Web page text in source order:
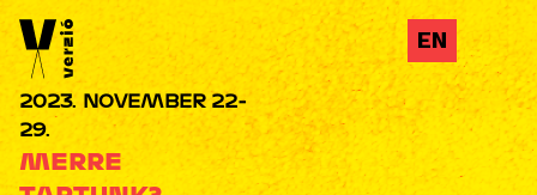
Jump to navigation
MERRE
2023. NOVEMBER 22-
29.
EN